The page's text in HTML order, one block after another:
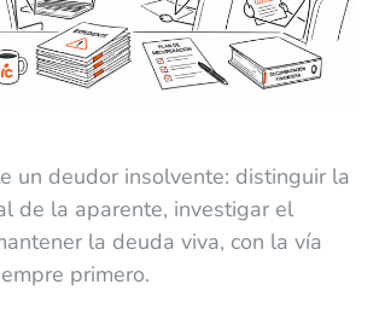
un deudor insolvente: distinguir la
de la aparente, investigar el
la deuda viva, con la vía
primero.